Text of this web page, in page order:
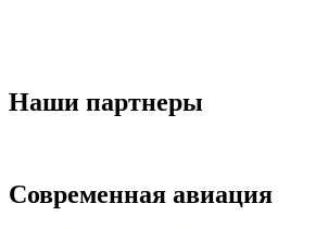
Наши партнеры
Современная авиация